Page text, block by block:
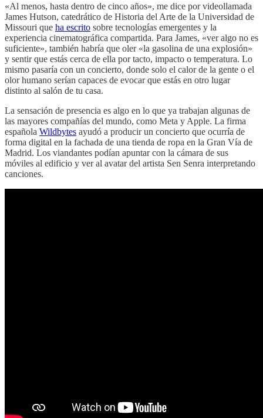
«Al menos, hasta dentro de cinco años», me dice por videollamada
James Hutson, catedrático de Historia del Arte de la Universidad de
Missouri que ha escrito sobre tecnologías emergentes y la
experiencia cinematográfica compartida. Para James, «ver algo no es
suficiente», también habría que oler «la gasolina de una explosión»
y sentir que estás cerca de ella por tacto, impacto o temperatura. Lo
mismo pasaría con un concierto, donde solo el calor de la gente o el
olor humano serían capaces de evocar que estás en otro lugar
distinto al salón de tu casa.
La sensación de presencia es algo en lo que ya trabajan algunas de
las mayores compañías del mundo, como Meta y Apple. La firma
española Wildbytes ayudó a producir un concierto que ocurría de
forma digital en la fachada de una tienda de ropa en la Gran Vía de
Madrid. Los viandantes podían apuntar con la cámara de sus
móviles al edificio y ver al avatar del artista Sen Senra interpretando
canciones.